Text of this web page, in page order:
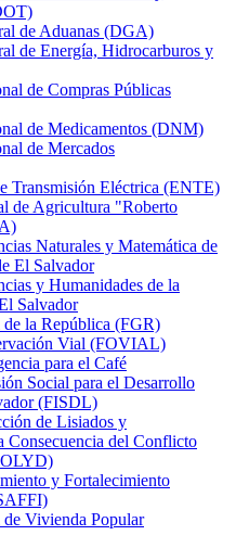
de Aduanas (DGA)
de Energía, Hidrocarburos y
de Compras Públicas
de Medicamentos (DNM)
de Mercados
Transmisión Eléctrica (ENTE)
de Agricultura "Roberto
Naturales y Matemática de
El Salvador
y Humanidades de la
Salvador
de la República (FGR)
Vial (FOVIAL)
para el Café
Social para el Desarrollo
(FISDL)
de Lisiados y
Consecuencia del Conflicto
y Fortalecimiento
Vivienda Popular